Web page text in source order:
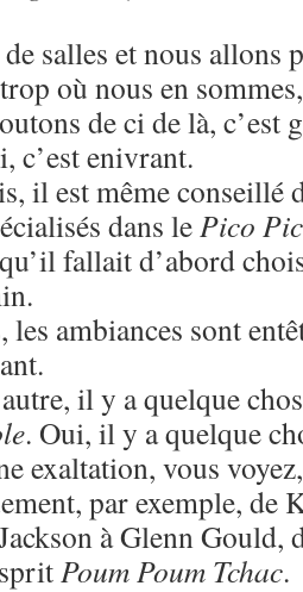
salles et nous allons
où nous en
de ci de là, c’est
c’est enivrant.
il est même conseillé
dans lePico
fallait d’abord
les ambiances sont
il y a quelque
. Oui, il y a quelque
exaltation, vous
par exemple, de
à Glenn Gould,
Poum Poum Tchac.